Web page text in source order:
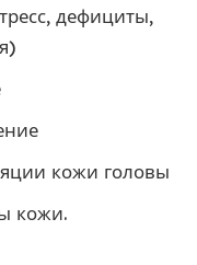
дефициты,
кожи головы
кожи.